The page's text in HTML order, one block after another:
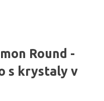
Round -
s krystaly v